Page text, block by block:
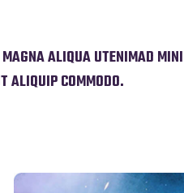
ALIQUA UTENIMAD
ALIQUIP COMMODO.